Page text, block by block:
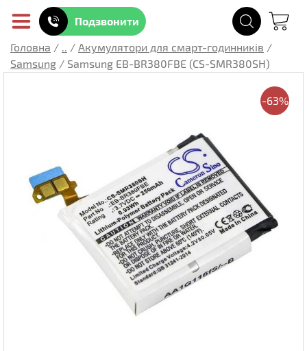
Подзвонити
Головна / .. / Акумулятори для смарт-годинників /
Samsung / Samsung EB-BR380FBE (CS-SMR380SH)
-63%